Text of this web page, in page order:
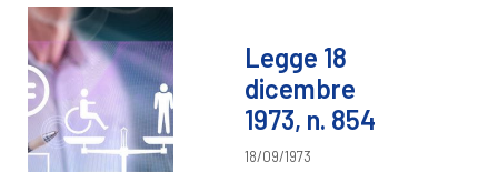
Legge 18
dicembre
1973, n. 854
18/09/1973